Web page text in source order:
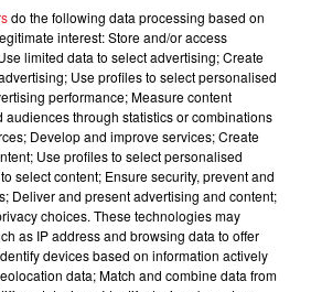
do the following data processing based on
interest: Store and/or access
limited data to select advertising; Create
Use profiles to select personalised
performance; Measure content
audiences through statistics or combinations
Develop and improve services; Create
Use profiles to select personalised
select content; Ensure security, prevent and
Deliver and present advertising and content;
choices. These technologies may
as IP address and browsing data to offer
devices based on information actively
data; Match and combine data from